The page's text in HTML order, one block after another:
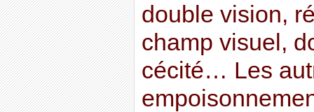
double vision,
champ visuel,
cécité… Les